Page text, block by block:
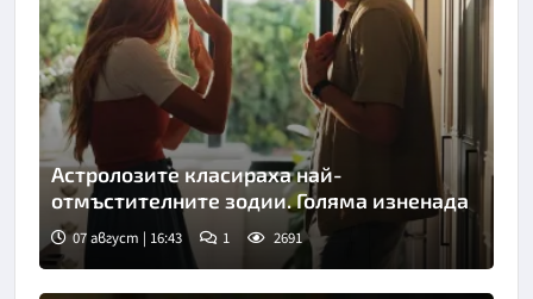
Снимка: iStock
Астролозите класираха най-
отмъстителните зодии. Голяма изненада
07 август | 16:43 1 2691